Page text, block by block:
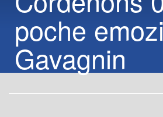
poche
Gavagnin